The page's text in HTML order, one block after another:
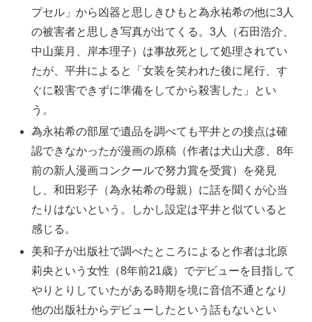
プセル」から凶器と思しきひもと為永祐希の他に3人
の被害者と思しき写真が出てくる。3人（石田浩介、
中山葉月、岸本理子）は事故死として処理されてい
たが、平井によると「女装を笑われた後に尾行、す
ぐに殺害できずに準備をしてから殺害した」とい
う。
為永祐希の部屋で遺品を調べても平井との接点は確
認できなかったが漫画の原稿（作者は犬山犬彦、8年
前の新人漫画コンクールで努力賞を受賞）を発見
し、和田彩子（為永祐希の母親）に話を聞くが心当
たりはないという。しかし設定は平井と似ていると
感じる。
美和子が出版社で調べたところによると作者は北原
莉央という女性（8年前21歳）でデビューを目指して
やりとりしていたがある時期を境に音信不通となり
他の出版社からデビューしたという話もないとい